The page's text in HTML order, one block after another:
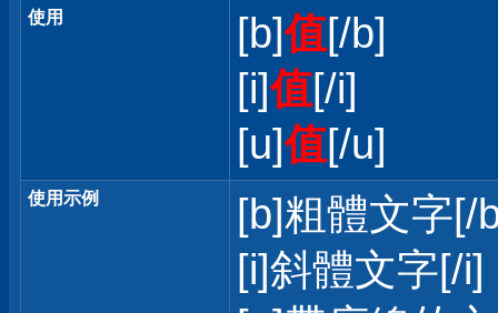
使用 [b]值[/b]
[i]值[/i]
[u]值[/u]
使用示例
[b]粗體文字[/
[i]斜體文字[/i]